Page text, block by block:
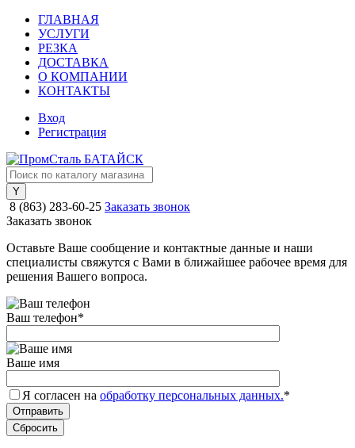
ГЛАВНАЯ
УСЛУГИ
РЕЗКА
ДОСТАВКА
О КОМПАНИИ
КОНТАКТЫ
Вход
Регистрация
8 (863) 283-60-25 Заказать звонок
Заказать звонок
Оставьте Ваше сообщение и контактные данные и наши
специалисты свяжутся с Вами в ближайшее рабочее время для
решения Вашего вопроса.
Ваш телефон*
Ваше имя
Я согласен на обработку персональных данных.*